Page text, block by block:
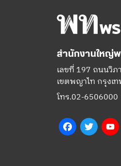
สำนักงานใหญ่พ
เลขที่ 197 ถนนวิภ
เขตพญาไท กรุงเ
โทร.02-6506000
FacebookTwitter